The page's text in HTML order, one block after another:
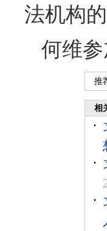
法机构的
何维参
推
相